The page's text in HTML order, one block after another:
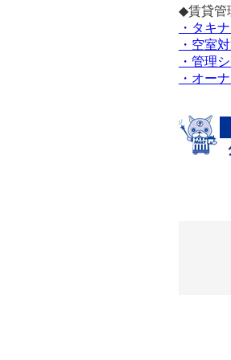
◆賃貸管
・タキ
・空室
・管理
・オー